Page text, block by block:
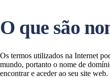
O que são
Os termos utilizados na Internet
mundo, portanto o nome de
encontrar e aceder ao seu site web.